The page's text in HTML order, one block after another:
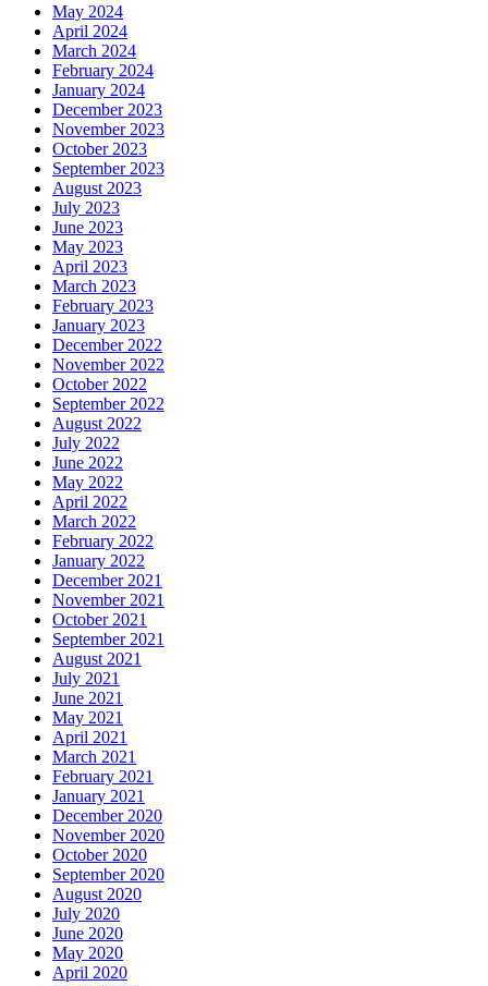
May 2024
April 2024
March 2024
February 2024
January 2024
December 2023
November 2023
October 2023
September 2023
August 2023
July 2023
June 2023
May 2023
April 2023
March 2023
February 2023
January 2023
December 2022
November 2022
October 2022
September 2022
August 2022
July 2022
June 2022
May 2022
April 2022
March 2022
February 2022
January 2022
December 2021
November 2021
October 2021
September 2021
August 2021
July 2021
June 2021
May 2021
April 2021
March 2021
February 2021
January 2021
December 2020
November 2020
October 2020
September 2020
August 2020
July 2020
June 2020
May 2020
April 2020